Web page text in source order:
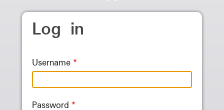
Log in
Username
Password